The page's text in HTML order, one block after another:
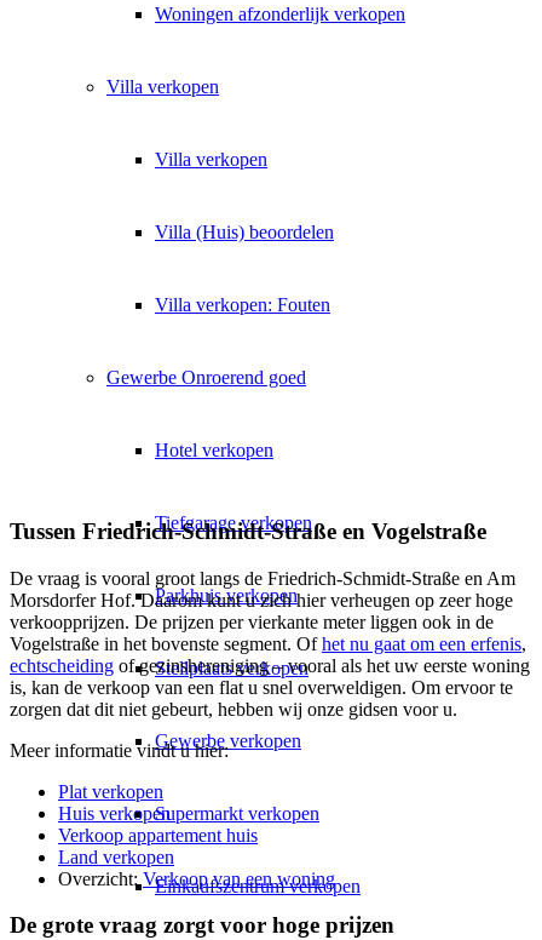
Woningen afzonderlijk verkopen
Villa verkopen
Villa verkopen
Villa (Huis) beoordelen
Villa verkopen: Fouten
Gewerbe Onroerend goed
Hotel verkopen
Tiefgarage verkopen
Parkhuis verkopen
Stellplaats verkopen
Gewerbe verkopen
Supermarkt verkopen
Einkaufszentrum verkopen
Tussen Friedrich-Schmidt-Straße en Vogelstraße
De vraag is vooral groot langs de Friedrich-Schmidt-Straße en Am
Morsdorfer Hof. Daarom kunt u zich hier verheugen op zeer hoge
verkoopprijzen. De prijzen per vierkante meter liggen ook in de
Vogelstraße in het bovenste segment. Ofhet nu gaat om een erfenis,
echtscheiding of gezinshereniging – vooral als het uw eerste woning
is, kan de verkoop van een flat u snel overweldigen. Om ervoor te
zorgen dat dit niet gebeurt, hebben wij onze gidsen voor u.
Meer informatie vindt u hier:
Plat verkopen
Huis verkopen
Verkoop appartement huis
Land verkopen
Overzicht: Verkoop van een woning
De grote vraag zorgt voor hoge prijzen